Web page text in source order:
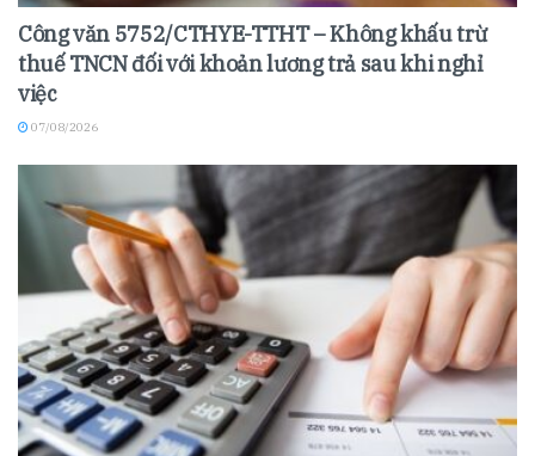
Công văn 5752/CTHYE-TTHT – Không khấu trừ
thuế TNCN đối với khoản lương trả sau khi nghỉ
việc
07/08/2026